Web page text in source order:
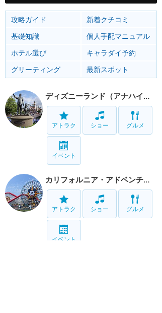
攻略ガイド
新着クチコミ
基礎知識
個人手配マニュアル
ホテル選び
キャラダイ予約
グリーティング
最新スポット
ディズニーランド（アナハイム）
アトラク ショー グルメ
イベント
カリフォルニア・アドベンチャー
アトラク ショー グルメ
イベント